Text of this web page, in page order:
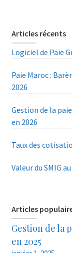
Articles récents
Logiciel de Paie
Paie Maroc :
2026
Gestion de la
en 2026
Taux des
Valeur du SMIG
Articles
Gestion de la
en 2025